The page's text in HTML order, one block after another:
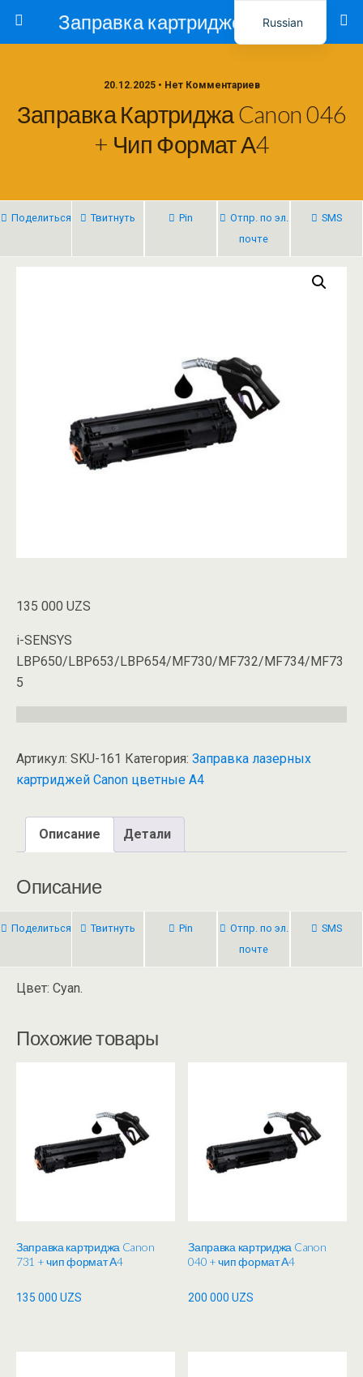
Заправка картриджей в Ташкенте – Тонер-Ресурс
20.12.2025 • Нет Комментариев
Заправка Картриджа Canon 046
+ Чип Формат А4
Поделиться Твитнуть Pin
Отпр. по эл.
почте
SMS
135 000 UZS
i-SENSYS
LBP650/LBP653/LBP654/MF730/MF732/MF734/MF73
5
Артикул: SKU-161 Категория: Заправка лазерных
картриджей Canon цветные А4
Описание Детали
Описание
Поделиться Твитнуть Pin
Отпр. по эл.
почте
SMS
Цвет: Cyan.
Похожие товары
Заправка картриджа Canon
731 + чип формат А4
135 000 UZS
Заправка картриджа Canon
040 + чип формат А4
200 000UZS
Russian
Uzbek